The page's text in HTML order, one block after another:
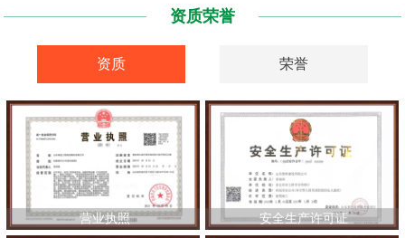
资质荣誉
资质 荣誉
营业执照 安全生产许可证